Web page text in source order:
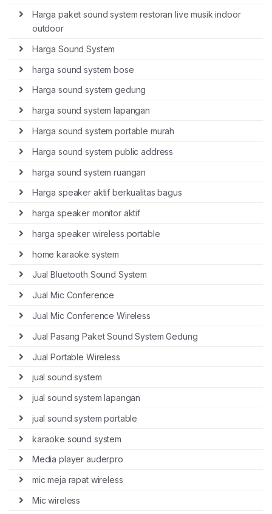
Harga paket sound system restoran live musik indoor
outdoor
Harga Sound System
harga sound system bose
Harga sound system gedung
harga sound system lapangan
Harga sound system portable murah
Harga sound system public address
harga sound system ruangan
Harga speaker aktif berkualitas bagus
harga speaker monitor aktif
harga speaker wireless portable
home karaoke system
Jual Bluetooth Sound System
Jual Mic Conference
Jual Mic Conference Wireless
Jual Pasang Paket Sound System Gedung
Jual Portable Wireless
jual sound system
jual sound system lapangan
jual sound system portable
karaoke sound system
Media player auderpro
mic meja rapat wireless
Mic wireless